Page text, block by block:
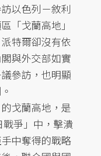
以色列－敘利
「戈蘭高地」
特爾卻沒有依
與外交部如實
參訪，也明顯
戈蘭高地，是
爭」中，擊潰
中奪得的戰略